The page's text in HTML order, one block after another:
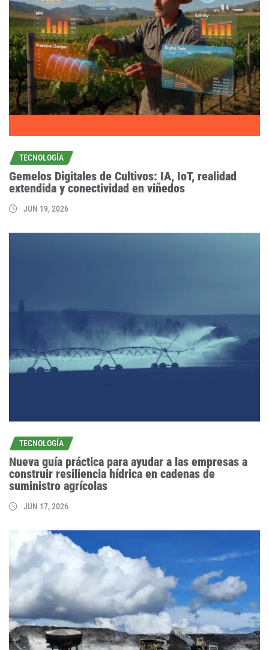
TECNOLOGÍA
Gemelos Digitales de Cultivos: IA, IoT, realidad
extendida y conectividad en viñedos
JUN 19, 2026
TECNOLOGÍA
Nueva guía práctica para ayudar a las empresas a
construir resiliencia hídrica en cadenas de
suministro agrícolas
JUN 17, 2026